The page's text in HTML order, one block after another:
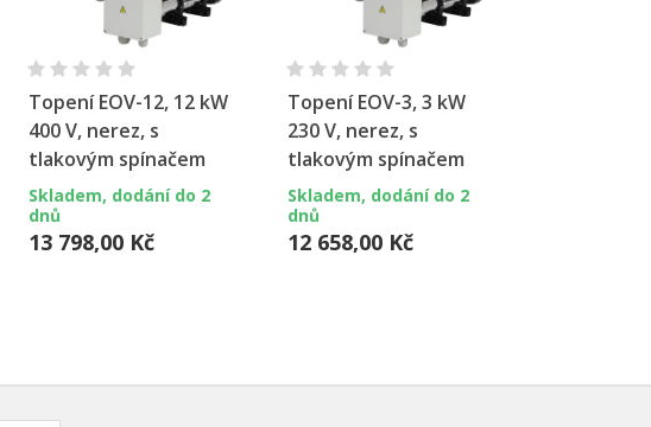
Rychlý náhled
Topení EOV-12, 12 kW
400 V, nerez, s
tlakovým spínačem
Skladem, dodání do 2
dnů
13 798,00 Kč
Rychlý náhled
Topení EOV-3, 3 kW
230 V, nerez, s
tlakovým spínačem
Skladem, dodání do 2
dnů
12 658,00 Kč